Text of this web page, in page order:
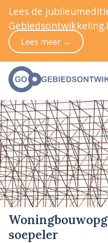
soepeler
Lees de
Lees meer →